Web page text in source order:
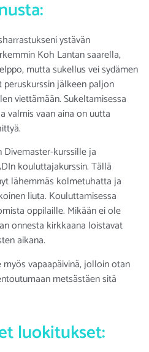
ystävän
Koh Lantan saarella,
mutta sukellus vei sydämen
jälkeen paljon
viettämään. Sukeltamisessa
valmis vaan aina on uutta
kurssille ja
kouluttajakurssin. Tällä
lähemmäs kolmetuhatta ja
liuta. Kouluttamisessa
oppilaille. Mikään ei ole
onnesta kirkkaana loistavat
aikana.
vapaapäivinä, jolloin otan
metsästäen sitä
luokitukset: